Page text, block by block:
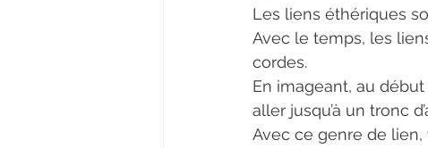
Les liens éthériques
Avec le temps, les
cordes.
En imageant, au
aller jusqu’à un tronc
Avec ce genre de